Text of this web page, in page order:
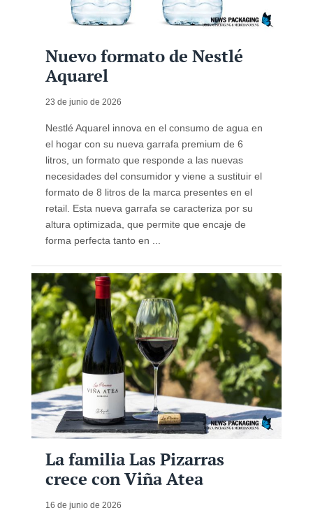
Nuevo formato de Nestlé
Aquarel
23 de junio de 2026
Nestlé Aquarel innova en el consumo de agua en
el hogar con su nueva garrafa premium de 6
litros, un formato que responde a las nuevas
necesidades del consumidor y viene a sustituir el
formato de 8 litros de la marca presentes en el
retail. Esta nueva garrafa se caracteriza por su
altura optimizada, que permite que encaje de
forma perfecta tanto en ...
La familia Las Pizarras
crece con Viña Atea
16 de junio de 2026